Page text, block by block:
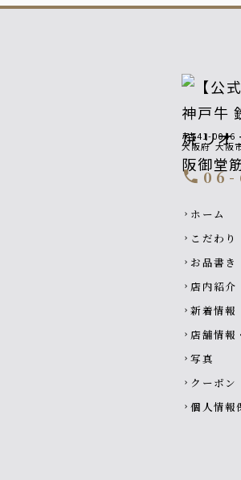
〒541-0046
大阪府 大阪
call06-
Footer
chevron_right ホーム
chevron_right こだわり
chevron_right お品書き
chevron_right 店内紹介
chevron_right 新着情報
chevron_right 店舗情
chevron_right 写真
chevron_right クーポン
chevron_right 個人情